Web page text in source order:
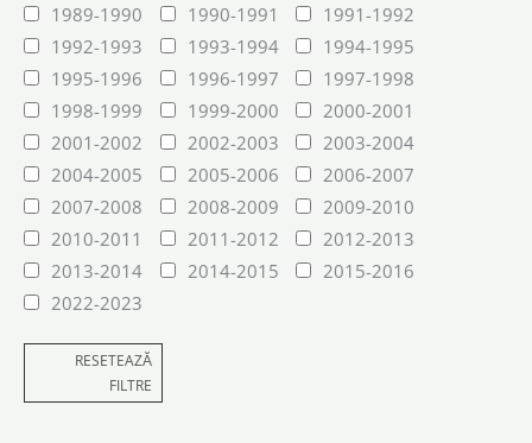
1989-1990
1990-1991
1991-1992
1992-1993
1993-1994
1994-1995
1995-1996
1996-1997
1997-1998
1998-1999
1999-2000
2000-2001
2001-2002
2002-2003
2003-2004
2004-2005
2005-2006
2006-2007
2007-2008
2008-2009
2009-2010
2010-2011
2011-2012
2012-2013
2013-2014
2014-2015
2015-2016
2022-2023
RESETEAZĂ
FILTRE